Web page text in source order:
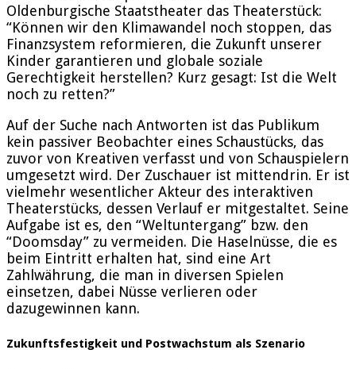
Oldenburgische Staatstheater das Theaterstück:
“Können wir den Klimawandel noch stoppen, das
Finanzsystem reformieren, die Zukunft unserer
Kinder garantieren und globale soziale
Gerechtigkeit herstellen? Kurz gesagt: Ist die Welt
noch zu retten?”
Auf der Suche nach Antworten ist das Publikum
kein passiver Beobachter eines Schaustücks, das
zuvor von Kreativen verfasst und von Schauspielern
umgesetzt wird. Der Zuschauer ist mittendrin. Er ist
vielmehr wesentlicher Akteur des interaktiven
Theaterstücks, dessen Verlauf er mitgestaltet. Seine
Aufgabe ist es, den “Weltuntergang” bzw. den
“Doomsday” zu vermeiden. Die Haselnüsse, die es
beim Eintritt erhalten hat, sind eine Art
Zahlwährung, die man in diversen Spielen
einsetzen, dabei Nüsse verlieren oder
dazugewinnen kann.
Zukunftsfestigkeit und Postwachstum als Szenario